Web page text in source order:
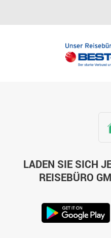
LADEN SIE SICH
REISEBÜRO